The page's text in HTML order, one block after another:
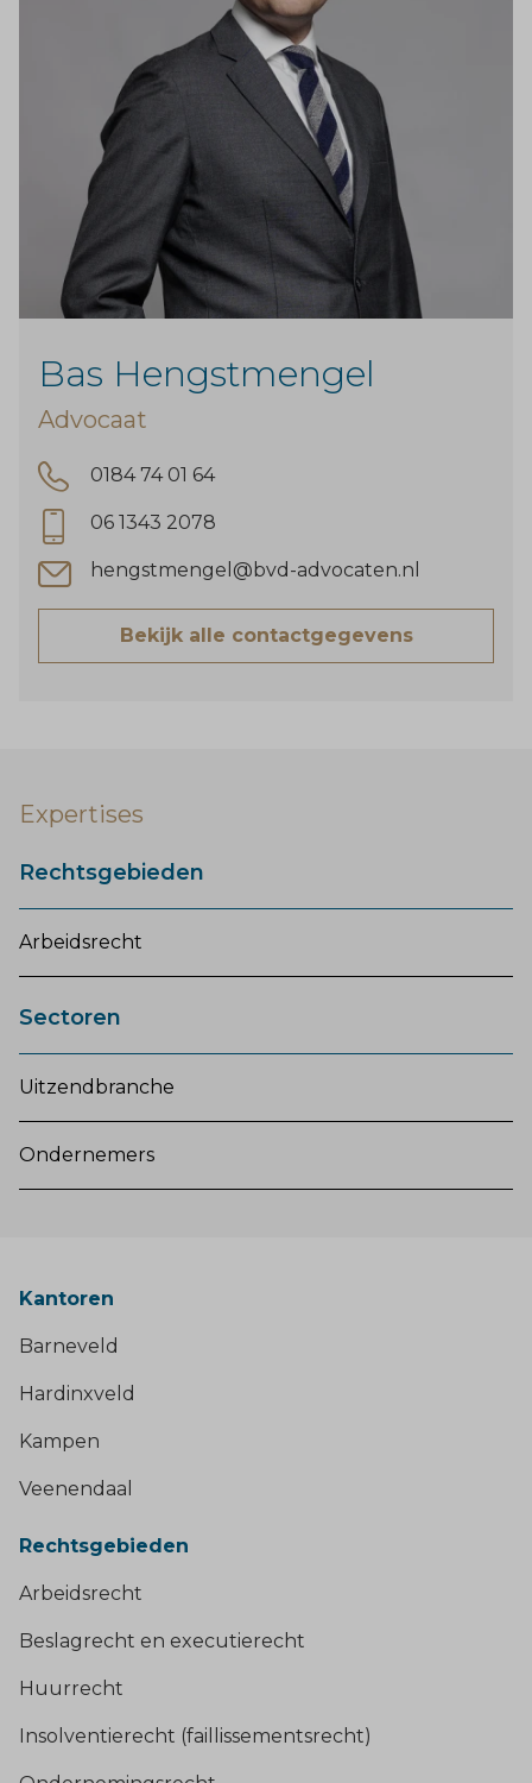
Bas Hengstmengel
Advocaat
0184 74 01 64
06 1343 2078
hengstmengel@bvd-advocaten.nl
Bekijk alle contactgegevens
Expertises
Rechtsgebieden
Arbeidsrecht
Sectoren
Uitzendbranche
Ondernemers
Kantoren
Barneveld
Hardinxveld
Kampen
Veenendaal
Rechtsgebieden
Arbeidsrecht
Beslagrecht en executierecht
Huurrecht
Insolventierecht (faillissementsrecht)